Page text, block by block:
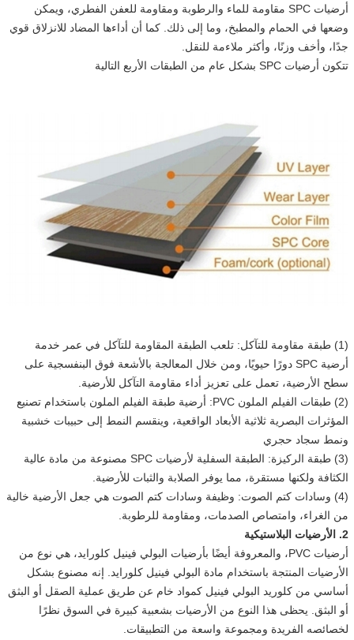
أرضيات SPC مقاومة للماء والرطوبة ومقاومة للعفن الفطري، ويمكن
وضعها في الحمام والمطبخ، وما إلى ذلك. كما أن أداءها المضاد للانزلاق قوي
جدًا، وأخف وزنًا، وأكثر ملاءمة للنقل.
تتكون أرضيات SPC بشكل عام من الطبقات الأربع التالية
(1) طبقة مقاومة للتآكل: تلعب الطبقة المقاومة للتآكل في عمر خدمة
أرضية SPC دورًا حيويًا، ومن خلال المعالجة بالأشعة فوق البنفسجية على
سطح الأرضية، تعمل على تعزيز أداء مقاومة التآكل للأرضية.
(2) طبقات الفيلم الملون PVC: أرضية طبقة الفيلم الملون باستخدام تصنيع
المؤثرات البصرية ثلاثية الأبعاد الواقعية، وينقسم النمط إلى حبيبات خشبية
ونمط سجاد حجري
(3) طبقة الركيزة: الطبقة السفلية لأرضيات SPC مصنوعة من مادة عالية
الكثافة ولكنها مستقرة، مما يوفر الصلابة والثبات للأرضية.
(4) وسادات كتم الصوت: وظيفة وسادات كتم الصوت هي جعل الأرضية خالية
من الغراء، وامتصاص الصدمات، ومقاومة للرطوبة.
2. الأرضيات البلاستيكية
أرضيات PVC، والمعروفة أيضًا بأرضيات البولي فينيل كلورايد، هي نوع من
الأرضيات المنتجة باستخدام مادة البولي فينيل كلورايد. إنه مصنوع بشكل
أساسي من كلوريد البولي فينيل كمواد خام عن طريق عملية الصقل أو البثق
أو البثق. يحظى هذا النوع من الأرضيات بشعبية كبيرة في السوق نظرًا
لخصائصه الفريدة ومجموعة واسعة من التطبيقات.